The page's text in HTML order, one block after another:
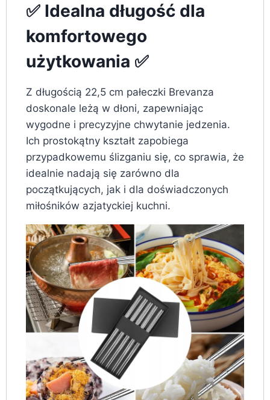
✅ Idealna długość dla
komfortowego
użytkowania ✅
Z długością 22,5 cm pałeczki Brevanza
doskonale leżą w dłoni, zapewniając
wygodne i precyzyjne chwytanie jedzenia.
Ich prostokątny kształt zapobiega
przypadkowemu ślizganiu się, co sprawia, że
idealnie nadają się zarówno dla
początkujących, jak i dla doświadczonych
miłośników azjatyckiej kuchni.